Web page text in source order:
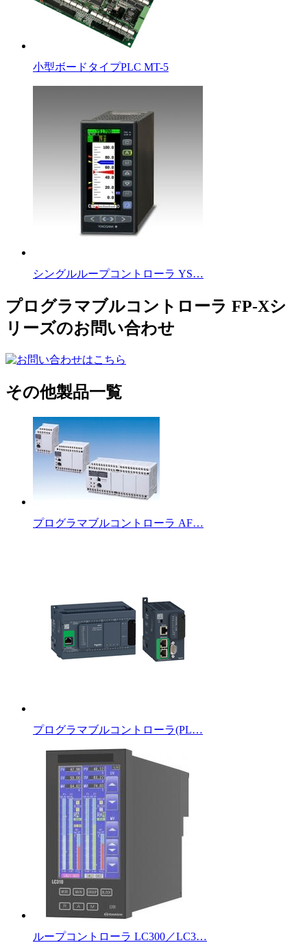
小型ボードタイプPLC MT-5
シングルループコントローラ YS…
プログラマブルコントローラ FP-Xシ
リーズのお問い合わせ
その他製品一覧
プログラマブルコントローラ AF…
プログラマブルコントローラ(PL…
ループコントローラ LC300／LC3…